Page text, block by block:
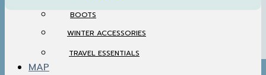
BOOTS
WINTER ACCESSORIES
TRAVEL ESSENTIALS
MAP